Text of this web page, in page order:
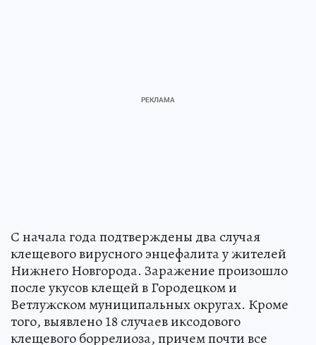
С начала года подтверждены два случая
клещевого вирусного энцефалита у жителей
Нижнего Новгорода. Заражение произошло
после укусов клещей в Городецком и
Ветлужском муниципальных округах. Кроме
того, выявлено 18 случаев иксодового
клещевого боррелиоза, причем почти все